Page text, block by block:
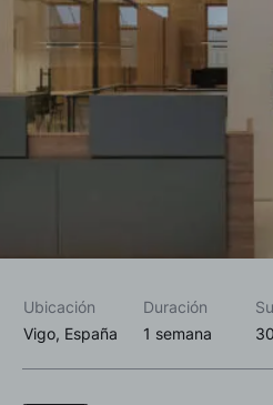
Ubicación Duración
Vigo, España
1 semana
Acepto las política de
Deseo recibir información